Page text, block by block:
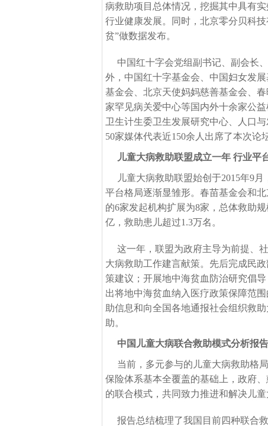
病救助项目总体情况，挖掘其中具有
行业健康发展。同时，北京零分贝科
贫”做数据发布。
中国红十字会党组副书记、副会长
外，中国红十字基金会、中国妇女发
基金会、北京天使妈妈慈善基金会、
家罕见病关爱中心等国内外十余家公
卫生计生委卫生发展研究中心、人口
50家媒体代表近150余人出席了本次论
儿童大病救助联盟成立一年 行业平
儿童大病救助联盟始创于2015年9
平台格局逐渐显雏形。春苗基金会和
的6家发起机构扩展为8家，总体救助
亿，救助患儿超过1.3万名。
这一年，联盟为政府主导为前提、
大病救助工作建言献策。先后完成民政
策建议；开展地中海贫血防治研究倡
出将地中海贫血纳入医疗政策保障范
助信息和向全国各地通报社会组织救
助。
中国儿童大病联合救助模式分析报
当前，多元参与的儿童大病救助格
保险体系基本全覆盖的基础上，政府
的联合模式，共同致力推进和解决儿
报告总结梳理了我国目前四种联合